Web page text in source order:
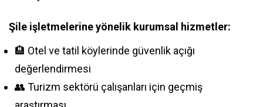
Şile işletmelerine yönelik kurumsal hizmetler:
🏨 Otel ve tatil köylerinde güvenlik açığı
değerlendirmesi
👥 Turizm sektörü çalışanları için geçmiş